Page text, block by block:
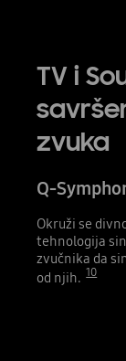
TV i
zvuka
Q-
Okruži se
tehnologija
zvučnika da
od njih. 10